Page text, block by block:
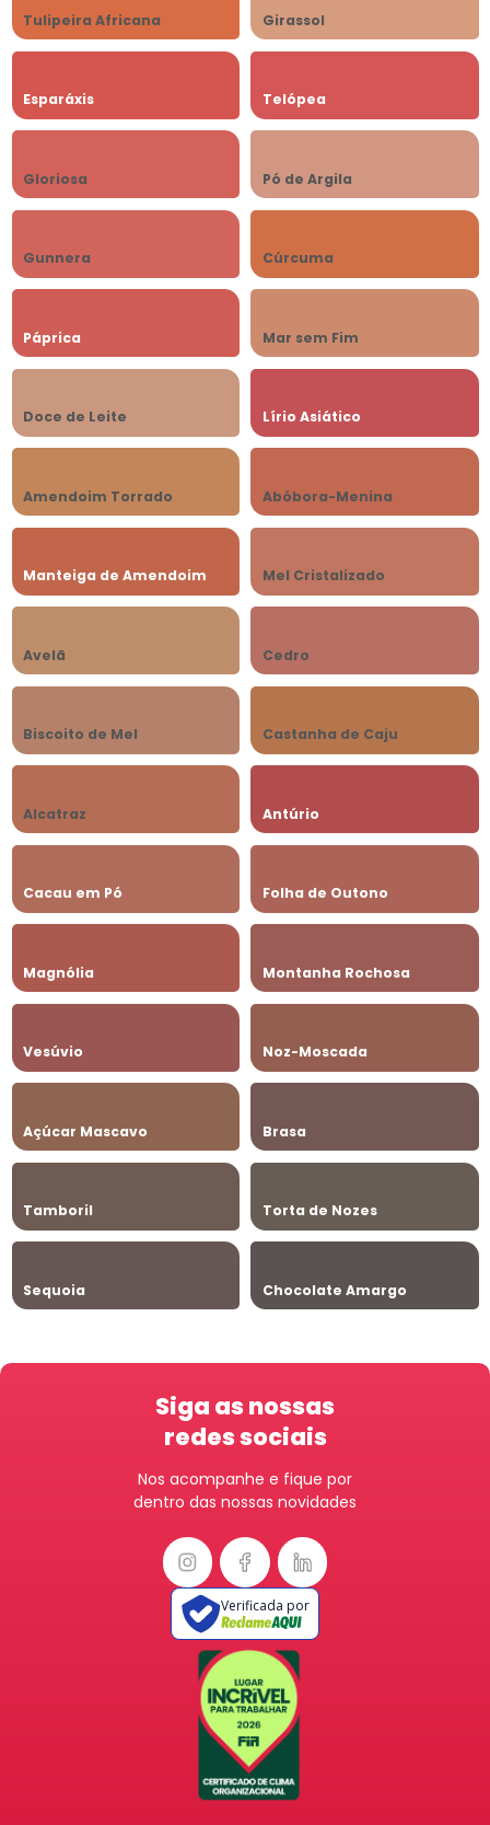
Tulipeira Africana Girassol
Esparáxis Telópea
Gloriosa Pó de Argila
Gunnera Cúrcuma
Páprica Mar sem Fim
Doce de Leite Lírio Asiático
Amendoim Torrado Abóbora-Menina
Manteiga de Amendoim Mel Cristalizado
Avelã Cedro
Biscoito de Mel Castanha de Caju
Alcatraz Antúrio
Cacau em Pó Folha de Outono
Magnólia Montanha Rochosa
Vesúvio Noz-Moscada
Açúcar Mascavo Brasa
Tamboril Torta de Nozes
Sequoia Chocolate Amargo
Siga as nossas
redes sociais
Nos acompanhe e fique por
dentro das nossas novidades
Verificada por